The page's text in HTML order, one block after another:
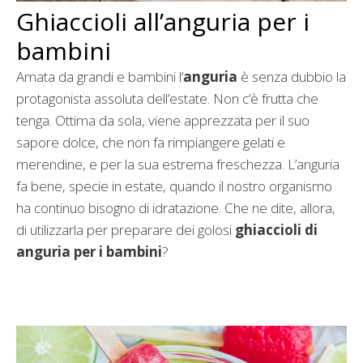
Ghiaccioli all’anguria per i
bambini
Amata da grandi e bambini l’anguria è senza dubbio la
protagonista assoluta dell’estate. Non c’è frutta che
tenga. Ottima da sola, viene apprezzata per il suo
sapore dolce, che non fa rimpiangere gelati e
merendine, e per la sua estrema freschezza. L’anguria
fa bene, specie in estate, quando il nostro organismo
ha continuo bisogno di idratazione. Che ne dite, allora,
di utilizzarla per preparare dei golosi ghiaccioli di
anguria per i bambini?